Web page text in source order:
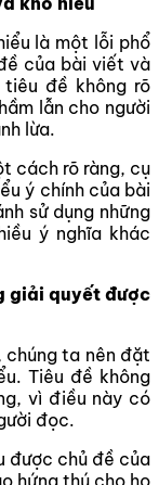
là một lỗi phổ
của bài viết và
đề không rõ
lẫn cho người
lừa.
cách rõ ràng, cụ
ý chính của bài
sử dụng những
ý nghĩa khác
giải quyết được
ta nên đặt
Tiêu đề không
vì điều này có
đọc.
được chủ đề của
hứng thú cho họ